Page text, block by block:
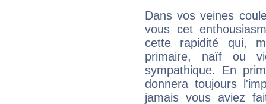
Dans vos veines
vous cet
cette rapidité qui,
primaire, naïf ou
sympathique. En
donnera toujours
jamais vous aviez